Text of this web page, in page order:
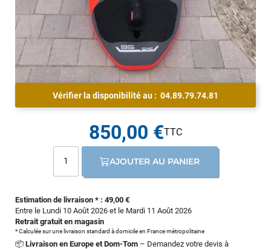
Vérifier la disponibilité au : 04.89.79.74.81
Estimation de livraison * : 49,00 €
Entre le Lundi 10 Août 2026 et le Mardi 11 Août 2026
Retrait gratuit en magasin
* Calculée sur une livraison standard à domicile en France métropolitaine
📦 Livraison en Europe et Dom-Tom – Demandez votre devis à
850,00 €
AJOUTER AU PANIER